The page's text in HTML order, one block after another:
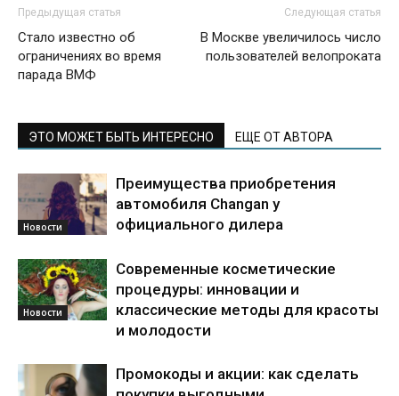
Предыдущая статья
Стало известно об
ограничениях во время
парада ВМФ
Следующая статья
В Москве увеличилось число
пользователей велопроката
ЭТО МОЖЕТ БЫТЬ ИНТЕРЕСНО ЕЩЕ ОТ АВТОРА
Новости
Преимущества приобретения
автомобиля Changan у
официального дилера
Новости
Современные косметические
процедуры: инновации и
классические методы для красоты
и молодости
Промокоды и акции: как сделать